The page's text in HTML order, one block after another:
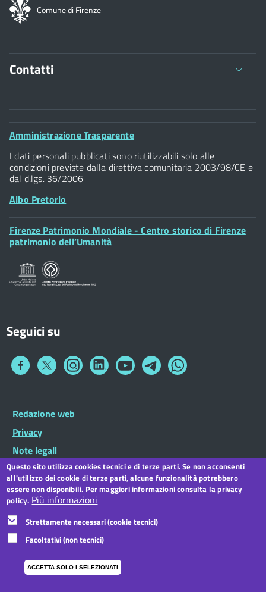
Comune di Firenze
Contatti
Comune di Firenze
Palazzo Vecchio
Piazza della Signoria - 50122, Firenze
P.IVA 01307110484
Posta Elettronica Certificata
Footer
Amministrazione Trasparente
I dati personali pubblicati sono riutilizzabili solo alle
condizioni previste dalla direttiva comunitaria 2003/98/CE e
dal d.lgs. 36/2006
Albo Pretorio
Footer
Widget
Firenze Patrimonio Mondiale - Centro storico di Firenze
patrimonio dell’Umanità
Seguici su
Collegamento
Collegamento
a
Collegamento
a
Collegamento
a
Collegamento
a
Collegamento
a
Collegamento
a
Footer
Widget
Footer
menu
Redazione web
Privacy
Note legali
Dichiarazione di accessibilità
CC BY 3.0 IT
Questo sito utilizza cookies tecnici e di terze parti. Se non acconsenti
all'utilizzo dei cookie di terze parti, alcune funzionalità potrebbero
essere non disponibili. Per maggiori informazioni consulta la privacy
policy. Più informazioni
Strettamente necessari (cookie tecnici)
Facoltativi (non tecnici)
ACCETTA SOLO I SELEZIONATI